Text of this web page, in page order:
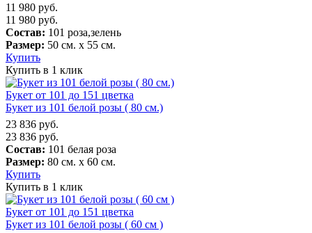
11 980 руб.
11 980 руб.
Состав: 101 роза,зелень
Размер: 50 см. х 55 см.
Купить
Купить в 1 клик
Букет от 101 до 151 цветка
Букет из 101 белой розы ( 80 см.)
23 836 руб.
23 836 руб.
Состав: 101 белая роза
Размер: 80 см. х 60 см.
Купить
Купить в 1 клик
Букет от 101 до 151 цветка
Букет из 101 белой розы ( 60 см )